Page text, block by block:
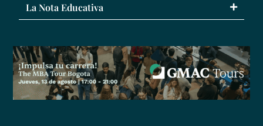
La Nota Educativa